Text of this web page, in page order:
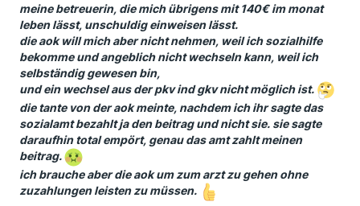
meine betreuerin, die mich übrigens mit 140€ im monat
leben lässt, unschuldig einweisen lässt.
die aok will mich aber nicht nehmen, weil ich sozialhilfe
bekomme und angeblich nicht wechseln kann, weil ich
selbständig gewesen bin,
und ein wechsel aus der pkv ind gkv nicht möglich ist.
die tante von der aok meinte, nachdem ich ihr sagte das
sozialamt bezahlt ja den beitrag und nicht sie. sie sagte
daraufhin total empört, genau das amt zahlt meinen
beitrag.
ich brauche aber die aok um zum arzt zu gehen ohne
zuzahlungen leisten zu müssen.